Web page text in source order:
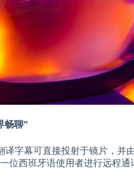
畅聊”
译字幕可直接投射于镜片，
位西班牙语使用者进行远程